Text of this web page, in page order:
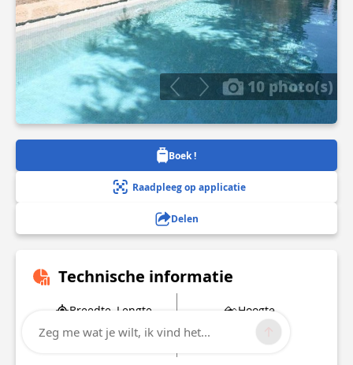
10 photo(s)
Boek !
Raadpleeg op applicatie
Delen
Technische informatie
Breedte, Lengte
43.667843
4.25982
Hoogte
10 m
Zeg me wat je wilt, ik vind het...